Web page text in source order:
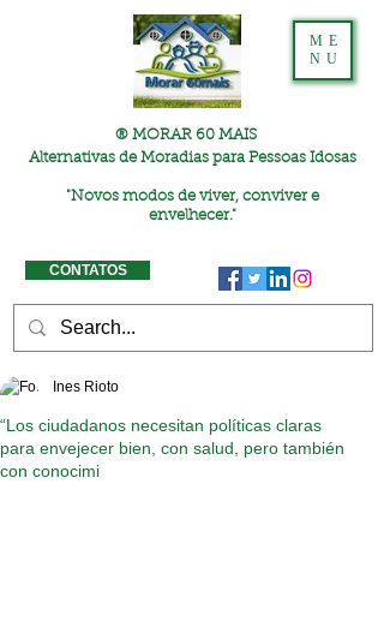
® MORAR 60 MAIS
Alternativas de Moradias para Pessoas Idosas
"Novos modos de viver, conviver e
envelhecer."
ME
NU
CONTATOS
“Los ciudadanos necesitan políticas claras
para envejecer bien, con salud, pero también
con conocimi
Ines Rioto